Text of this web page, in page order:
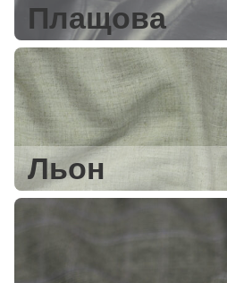
Плащова
Льон